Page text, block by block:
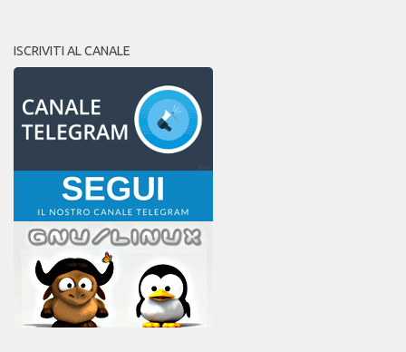
ISCRIVITI AL CANALE